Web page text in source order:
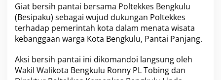
i
r
a
h
k
n
P
Giat bersih pantai bersama Poltekkes Bengkulu
(Besipaku) sebagai wujud dukungan Poltekkes
terhadap pemerintah kota dalam menata wisata
kebanggaan warga Kota Bengkulu, Pantai Panjang.
Aksi bersih pantai ini dikomandoi langsung oleh
Wakil Walikota Bengkulu Ronny PL Tobing dan